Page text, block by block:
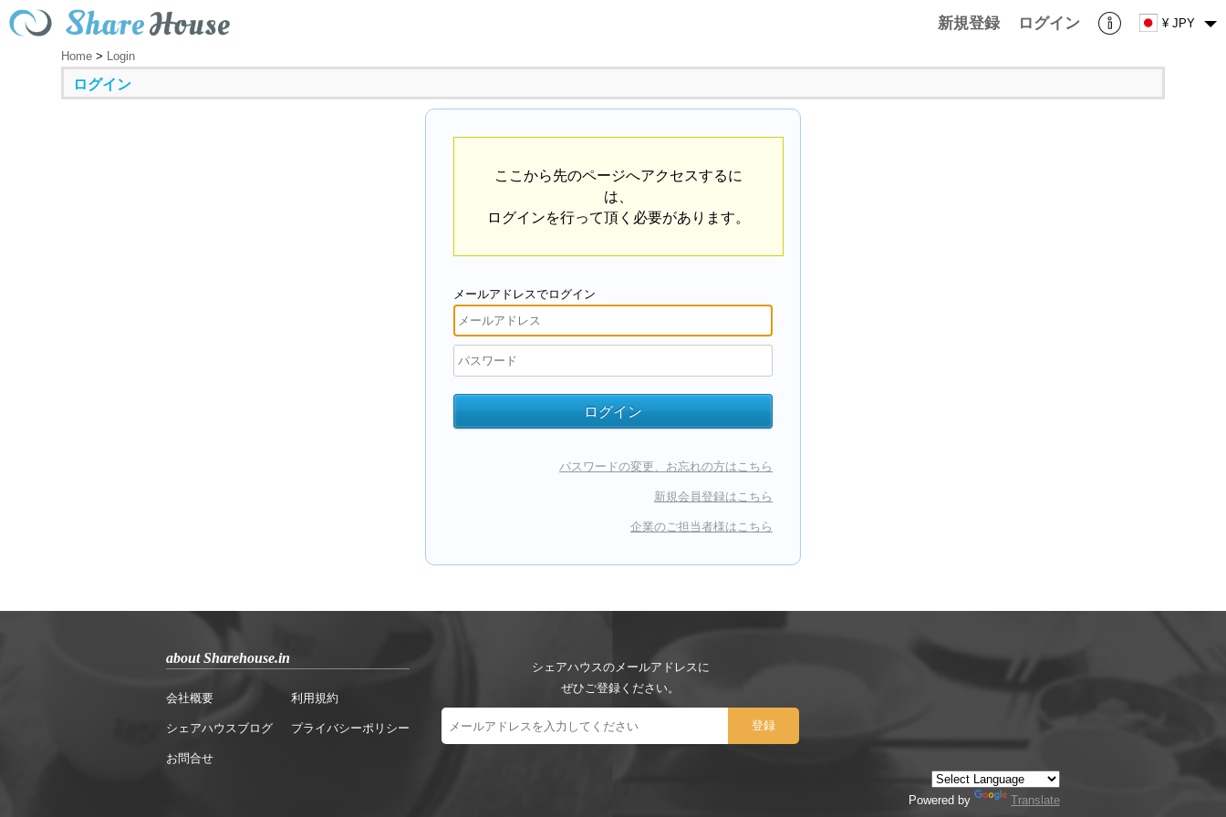
新規登録 ログイン ¥ JPY
Home > Login
ログイン
ここから先のページへアクセスするに
は、
ログインを行って頂く必要があります。
メールアドレスでログイン
パスワードの変更、お忘れの方はこちら
新規会員登録はこちら
企業のご担当者様はこちら
about Sharehouse.in
会社概要
シェアハウスブログ
お問合せ
利用規約
プライバシーポリシー
シェアハウスのメールアドレスに
ぜひご登録ください。
Powered by Translate